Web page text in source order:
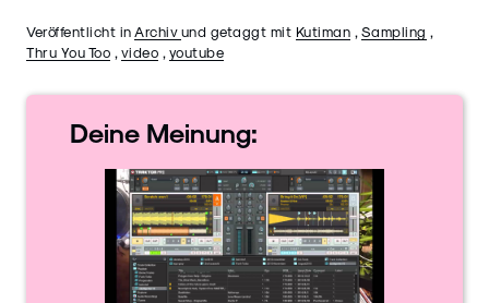
Veröffentlicht in Archiv und getaggt mit Kutiman , Sampling ,
Thru You Too , video , youtube
Deine Meinung: